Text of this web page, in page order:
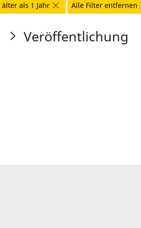
als 1 Jahr Alle Filter entfernen
Veröffentlichung